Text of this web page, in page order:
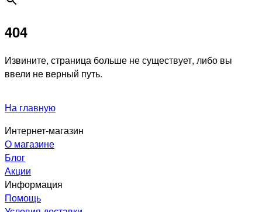
404
Извините, страница больше не существует, либо вы
ввели не верный путь.
На главную
Интернет-магазин
О магазине
Блог
Акции
Информация
Помощь